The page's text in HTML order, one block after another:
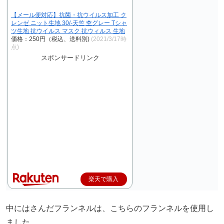
【メール便対応】抗菌・抗ウイルス加工 ク
レンゼ ニット生地 30/-天竺 杢グレー Tシャ
ツ生地 抗ウイルス マスク 抗ウィルス 生地
価格：250円（税込、送料別) (2021/3/17時
点)
スポンサードリンク
楽天で購入
中にはさんだフランネルは、こちらのフランネルを使用し